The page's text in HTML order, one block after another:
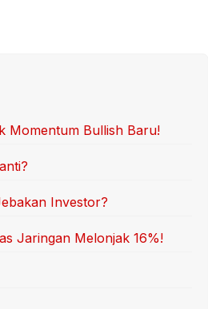
Momentum Bullish Baru!
Investor?
Jaringan Melonjak 16%!